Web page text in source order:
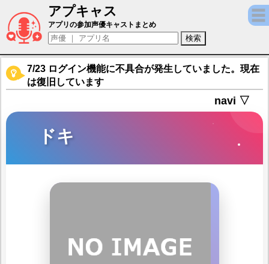
アプキャス
ドキ（声優：大西沙織)【イザリア】キャラ
アプリの参加声優キャストまとめ
7/23 ログイン機能に不具合が発生していました。現在
は復旧しています
navi ▽
ドキ